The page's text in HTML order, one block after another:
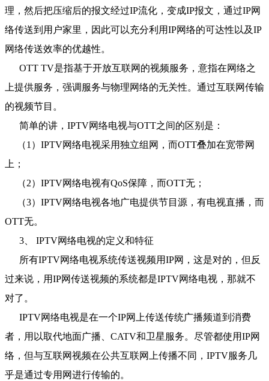
理，然后把压缩后的报文经过IP流化，变成IP报文，通过IP网
络传送到用户家里，因此可以充分利用IP网络的可达性以及IP
网络传送效率的优越性。
OTT TV是指基于开放互联网的视频服务，意指在网络之
上提供服务，强调服务与物理网络的无关性。通过互联网传输
的视频节目。
简单的讲，IPTV网络电视与OTT之间的区别是：
（1）IPTV网络电视采用独立组网，而OTT叠加在宽带网
上；
（2）IPTV网络电视有QoS保障，而OTT无；
（3）IPTV网络电视各地广电提供节目源，有电视直播，而
OTT无。
3、 IPTV网络电视的定义和特征
所有IPTV网络电视系统传送视频用IP网，这是对的，但反
过来说，用IP网传送视频的系统都是IPTV网络电视，那就不
对了。
IPTV网络电视是在一个IP网上传送传统广播频道到消费
者，用以取代地面广播、CATV和卫星服务。尽管都使用IP网
络，但与互联网视频在公共互联网上传播不同，IPTV服务几
乎是通过专用网进行传输的。